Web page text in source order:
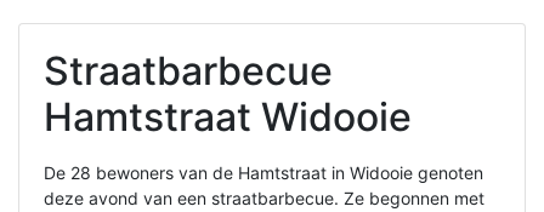
Straatbarbecue
Hamtstraat Widooie
De 28 bewoners van de Hamtstraat in Widooie genoten
deze avond van een straatbarbecue. Ze begonnen met